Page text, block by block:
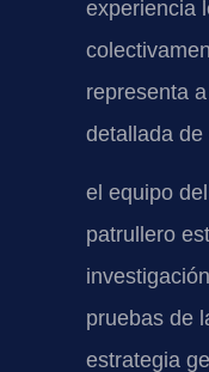
experiencia
representa
detallada
el equipo
patrullero
pruebas de
estrategia